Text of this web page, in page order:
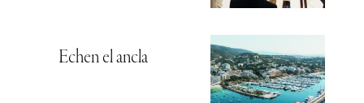
Echen el ancla